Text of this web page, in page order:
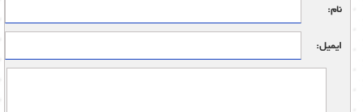
نام:
ایمیل: